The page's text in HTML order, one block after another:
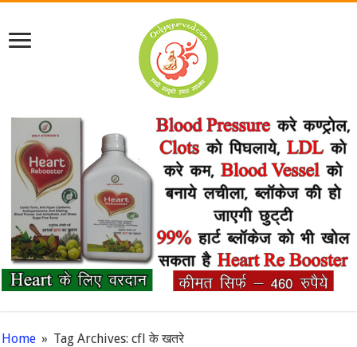
Home » Tag Archives: cfl के खतरे